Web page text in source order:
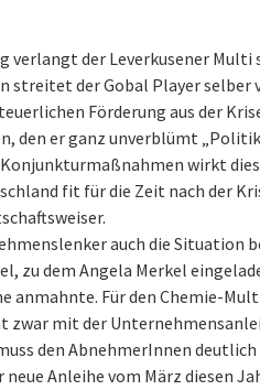
verlangt der Leverkusener Multi
streitet der Gobal Player selber
Förderung aus der
den er ganz unverblümt
wirkt
fit für die Zeit nach der
auch die Situation
zu dem Angela Merkel
anmahnte. Für den Chemie-
zwar mit der
den AbnehmerInnen
Anleihe vom März diesen